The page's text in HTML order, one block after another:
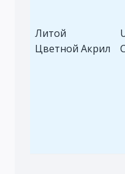
Литой
Цветной Акрил